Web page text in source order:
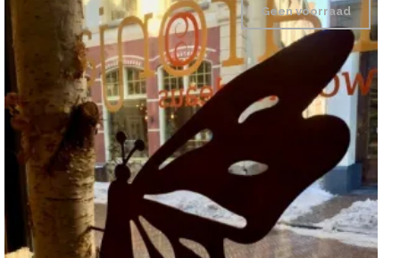
Geen voorraad